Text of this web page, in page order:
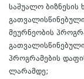
საშუალო ბიზნესის
მეურნეობის
პროგრამების
ლარამდე;